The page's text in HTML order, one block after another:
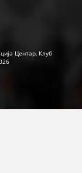
Центар, Клуб